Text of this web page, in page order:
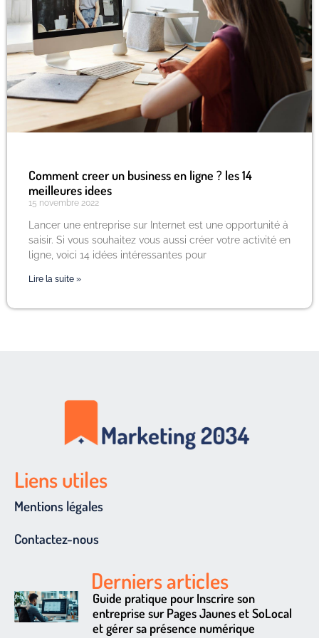
Comment creer un business en ligne ? les 14
meilleures idees
15 novembre 2022
Lancer une entreprise sur Internet est une opportunité à
saisir. Si vous souhaitez vous aussi créer votre activité en
ligne, voici 14 idées intéressantes pour
Lire la suite »
Liens utiles
Mentions légales
Contactez-nous
Derniers articles
Guide pratique pour Inscrire son
entreprise sur Pages Jaunes et SoLocal
et gérer sa présence numérique